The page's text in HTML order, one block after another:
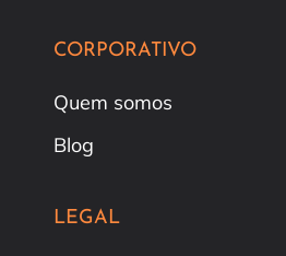
CORPORATIVO
Quem somos
Blog
LEGAL